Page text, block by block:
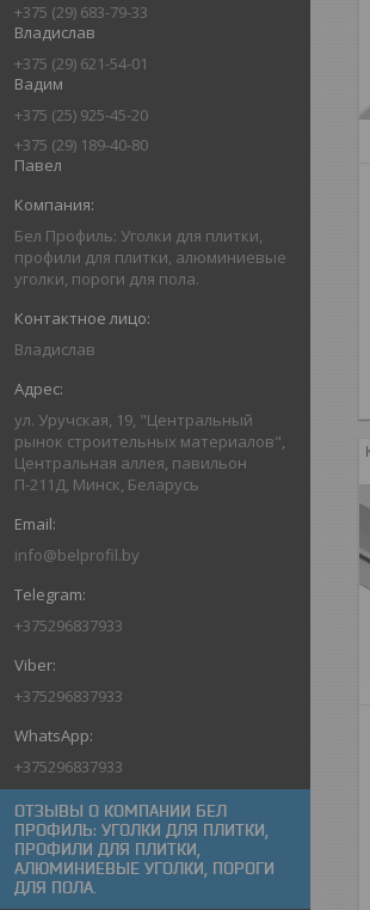
+375 (29) 683-79-33
Владислав
+375 (29) 621-54-01
Вадим
+375 (25) 925-45-20
+375 (29) 189-40-80
Павел
Бел Профиль: Уголки для плитки,
профили для плитки, алюминиевые
уголки, пороги для пола.
Владислав
ул. Уручская, 19, "Центральный
рынок строительных материалов",
Центральная аллея, павильон
П-211Д, Минск, Беларусь
info@belprofil.by
+375296837933
+375296837933
+375296837933
ОТЗЫВЫ О КОМПАНИИ БЕЛ
ПРОФИЛЬ: УГОЛКИ ДЛЯ ПЛИТКИ,
ПРОФИЛИ ДЛЯ ПЛИТКИ,
АЛЮМИНИЕВЫЕ УГОЛКИ, ПОРОГИ
ДЛЯ ПОЛА.